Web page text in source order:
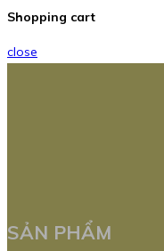
Shopping cart
close
SẢN PHẨM